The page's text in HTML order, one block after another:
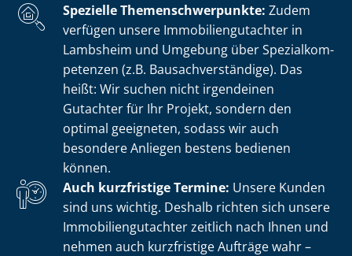
Spezielle The­men­schwer­punk­te: Zudem
verfügen unsere Im­mo­bi­li­en­gut­ach­ter in
Lambsheim und Umgebung über Spe­zi­al­kom­
pe­ten­zen (z.B. Bau­sach­ver­stän­di­ge). Das
heißt: Wir suchen nicht irgendeinen
Gutachter für Ihr Projekt, sondern den
optimal geeigneten, sodass wir auch
besondere Anliegen bestens bedienen
können.
Auch kurzfristige Termine: Unsere Kunden
sind uns wichtig. Deshalb richten sich unsere
Im­mo­bi­li­en­gut­ach­ter zeitlich nach Ihnen und
nehmen auch kurzfristige Aufträge wahr –